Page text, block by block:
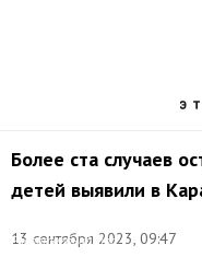
Более ста случаев
детей выявили в
13 сентября 2023, 09:47
Роспотребнадзора